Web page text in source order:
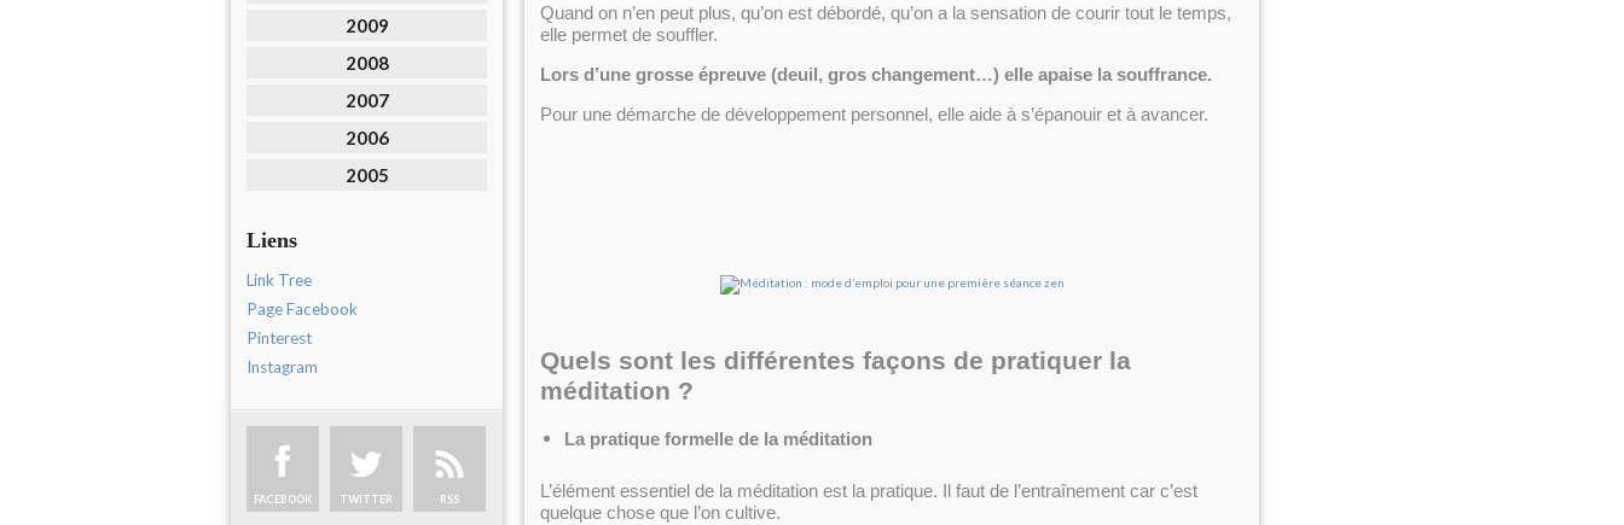
2009
2008
2007
2006
2005
Liens
Link Tree
Page Facebook
Pinterest
Instagram
FACEBOOK TWITTER RSS
Quand on n’en peut plus, qu’on est débordé, qu’on a la sensation de courir tout le temps,
elle permet de souffler.
Lors d’une grosse épreuve (deuil, gros changement…) elle apaise la souffrance.
Pour une démarche de développement personnel, elle aide à s’épanouir et à avancer.
Quels sont les différentes façons de pratiquer la
méditation ?
La pratique formelle de la méditation
L’élément essentiel de la méditation est la pratique. Il faut de l’entraînement car c’est
quelque chose que l’on cultive.